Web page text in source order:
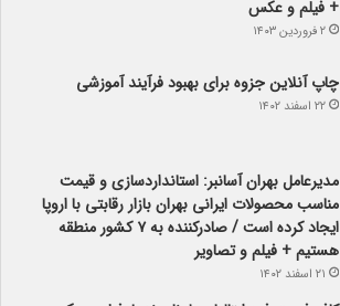
+ فیلم و عکس
۲ فروردین ۱۴۰۳
چاپ آنلاین جزوه برای بهبود فرآیند آموزشی
۲۲ اسفند ۱۴۰۲
مدیرعامل بهران آسانبر: استانداردسازی و قیمت
مناسب محصولات ایرانی بهران بازار رقابتی با اروپا
ایجاد کرده است / صادرکننده به ۷ کشور منطقه
هستیم + فیلم و تصاویر
۲۱ اسفند ۱۴۰۲